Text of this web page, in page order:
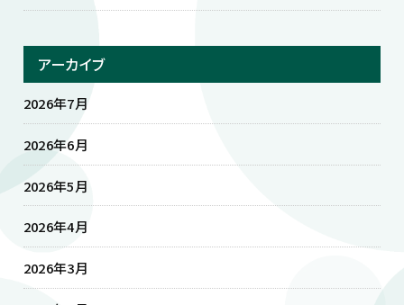
アーカイブ
2026年7月
2026年6月
2026年5月
2026年4月
2026年3月